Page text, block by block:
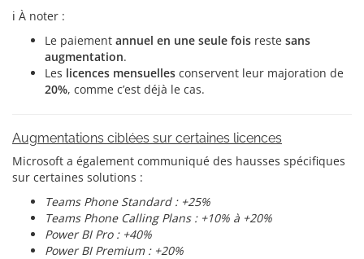
ℹ️ À noter :
Le paiement annuel en une seule fois reste sans
augmentation.
Les licences mensuelles conservent leur majoration de
20%, comme c’est déjà le cas.
Augmentations ciblées sur certaines licences
Microsoft a également communiqué des hausses spécifiques
sur certaines solutions :
Teams Phone Standard : +25%
Teams Phone Calling Plans : +10% à +20%
Power BI Pro : +40%
Power BI Premium : +20%